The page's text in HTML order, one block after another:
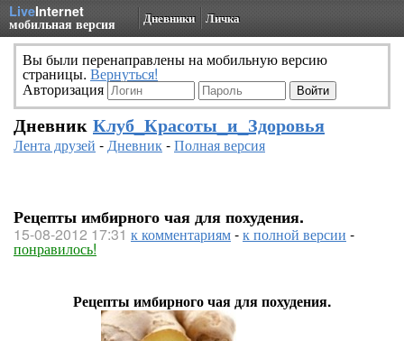
LiveInternet
мобильная версия Дневники Личка
Вы были перенаправлены на мобильную версию
страницы. Вернуться!
Авторизация
Дневник Клуб_Красоты_и_Здоровья
Лента друзей -Дневник-Полная версия
Рецепты имбирного чая для похудения.
15-08-2012 17:31 к комментариям-к полной версии -
понравилось!
Рецепты имбирного чая для похудения.